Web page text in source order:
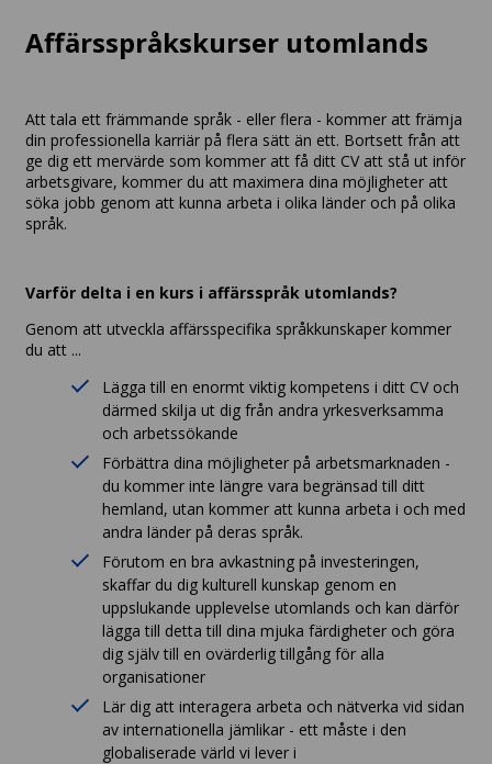
Affärsspråkskurser utomlands
Att tala ett främmande språk - eller flera - kommer att främja
din professionella karriär på flera sätt än ett. Bortsett från att
ge dig ett mervärde som kommer att få ditt CV att stå ut inför
arbetsgivare, kommer du att maximera dina möjligheter att
söka jobb genom att kunna arbeta i olika länder och på olika
språk.
Varför delta i en kurs i affärsspråk utomlands?
Genom att utveckla affärsspecifika språkkunskaper kommer
du att ...
Lägga till en enormt viktig kompetens i ditt CV och
därmed skilja ut dig från andra yrkesverksamma
och arbetssökande
Förbättra dina möjligheter på arbetsmarknaden -
du kommer inte längre vara begränsad till ditt
hemland, utan kommer att kunna arbeta i och med
andra länder på deras språk.
Förutom en bra avkastning på investeringen,
skaffar du dig kulturell kunskap genom en
uppslukande upplevelse utomlands och kan därför
lägga till detta till dina mjuka färdigheter och göra
dig själv till en ovärderlig tillgång för alla
organisationer
Lär dig att interagera arbeta och nätverka vid sidan
av internationella jämlikar - ett måste i den
globaliserade värld vi lever i